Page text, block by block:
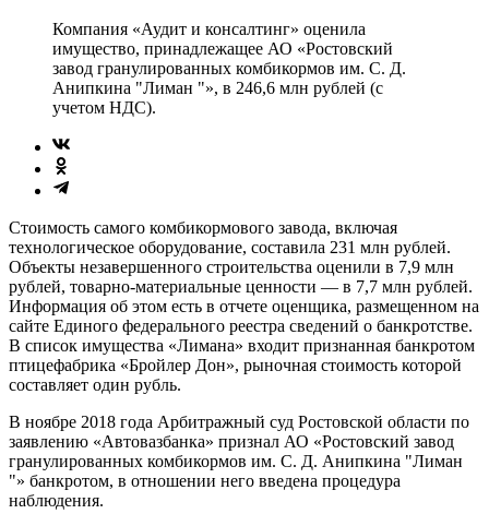
Компания «Аудит и консалтинг» оценила
имущество, принадлежащее АО «Ростовский
завод гранулированных комбикормов им. С. Д.
Анипкина "Лиман "», в 246,6 млн рублей (с
учетом НДС).
Стоимость самого комбикормового завода, включая
технологическое оборудование, составила 231 млн рублей.
Объекты незавершенного строительства оценили в 7,9 млн
рублей, товарно-материальные ценности — в 7,7 млн рублей.
Информация об этом есть в отчете оценщика, размещенном на
сайте Единого федерального реестра сведений о банкротстве.
В список имущества «Лимана» входит признанная банкротом
птицефабрика «Бройлер Дон», рыночная стоимость которой
составляет один рубль.
В ноябре 2018 года Арбитражный суд Ростовской области по
заявлению «Автовазбанка» признал АО «Ростовский завод
гранулированных комбикормов им. С. Д. Анипкина "Лиман
"» банкротом, в отношении него введена процедура
наблюдения.